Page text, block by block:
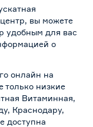
вы можете
удобным для вас
о
онлайн на
только низкие
Витаминная,
Краснодару,
доступна